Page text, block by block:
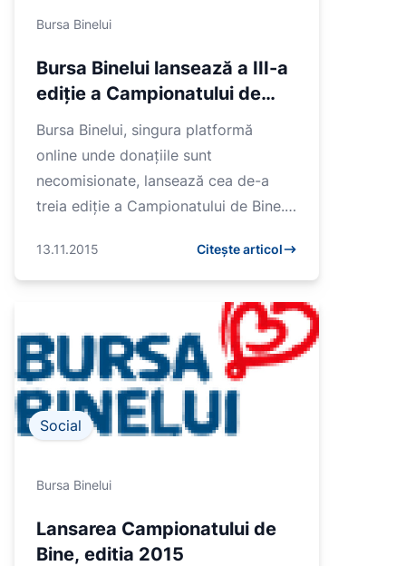
Bursa Binelui
Bursa Binelui lansează a III-a
ediție a Campionatului de
Bine
Bursa Binelui, singura platformă
online unde donațiile sunt
necomisionate, lansează cea de-a
treia ediție a Campionatului de Bine.
noiembrie.Competiț...
13.11.2015 Citește articol
Social
Bursa Binelui
Lansarea Campionatului de
Bine, editia 2015